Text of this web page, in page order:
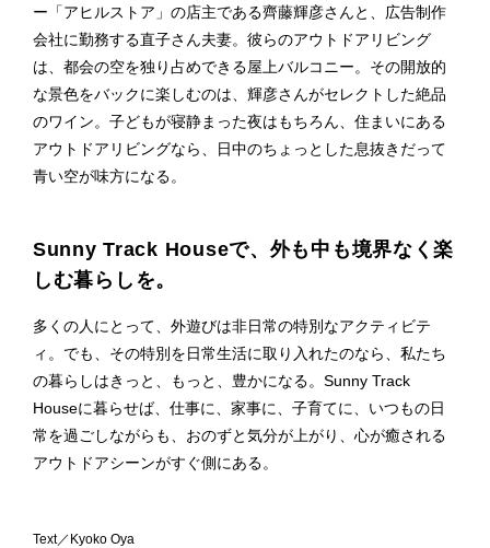
ー「アヒルストア」の店主である齊藤輝彦さんと、広告制作
会社に勤務する直子さん夫妻。彼らのアウトドアリビング
は、都会の空を独り占めできる屋上バルコニー。その開放的
な景色をバックに楽しむのは、輝彦さんがセレクトした絶品
のワイン。子どもが寝静まった夜はもちろん、住まいにある
アウトドアリビングなら、日中のちょっとした息抜きだって
青い空が味方になる。
Sunny Track Houseで、外も中も境界なく楽
しむ暮らしを。
多くの人にとって、外遊びは非日常の特別なアクティビテ
ィ。でも、その特別を日常生活に取り入れたのなら、私たち
の暮らしはきっと、もっと、豊かになる。Sunny Track
Houseに暮らせば、仕事に、家事に、子育てに、いつもの日
常を過ごしながらも、おのずと気分が上がり、心が癒される
アウトドアシーンがすぐ側にある。
Text／Kyoko Oya